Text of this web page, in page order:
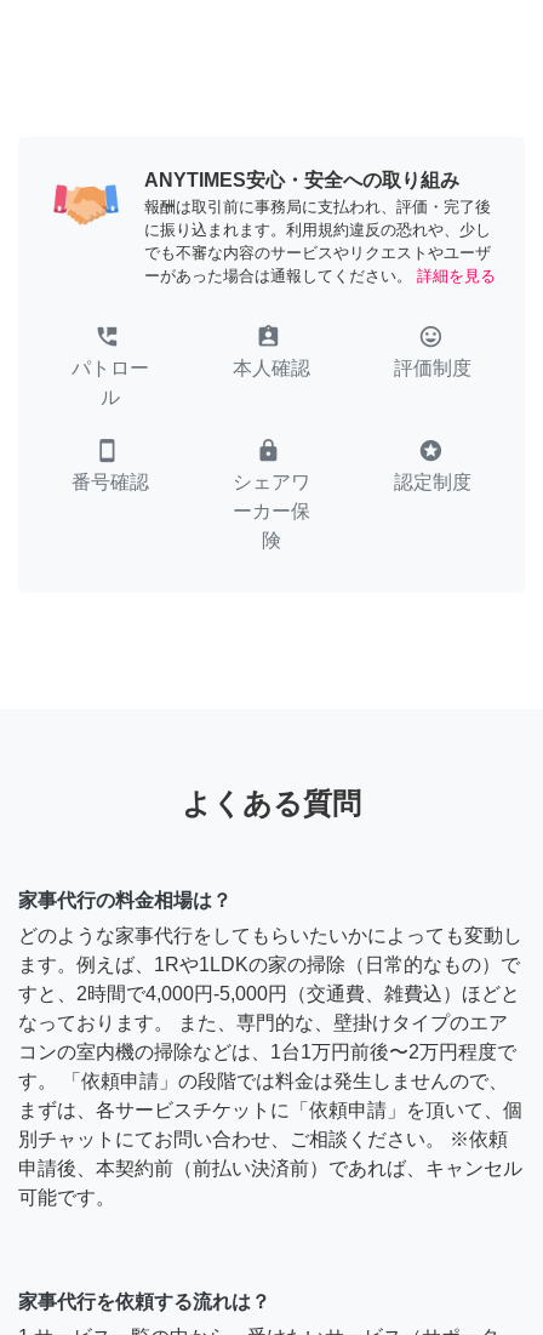
ANYTIMES安心・安全への取り組み
報酬は取引前に事務局に支払われ、評価・完了後
に振り込まれます。利用規約違反の恐れや、少し
でも不審な内容のサービスやリクエストやユーザ
ーがあった場合は通報してください。
詳細を見る
perm_phone_msg
パトロー
ル
assignment_ind
本人確認
tag_faces
評価制度
smartphone
番号確認
lock
シェアワ
ーカー保
険
stars
認定制度
よくある質問
家事代行の料金相場は？
どのような家事代行をしてもらいたいかによっても変動し
ます。例えば、1Rや1LDKの家の掃除（日常的なもの）で
すと、2時間で4,000円-5,000円（交通費、雑費込）ほどと
なっております。 また、専門的な、壁掛けタイプのエア
コンの室内機の掃除などは、1台1万円前後〜2万円程度で
す。 「依頼申請」の段階では料金は発生しませんので、
まずは、各サービスチケットに「依頼申請」を頂いて、個
別チャットにてお問い合わせ、ご相談ください。 ※依頼
申請後、本契約前（前払い決済前）であれば、キャンセル
可能です。
家事代行を依頼する流れは？